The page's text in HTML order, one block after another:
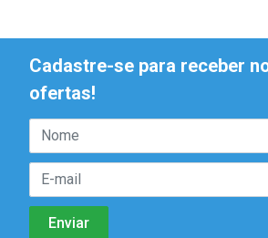
Cadastre-se para receber
ofertas!